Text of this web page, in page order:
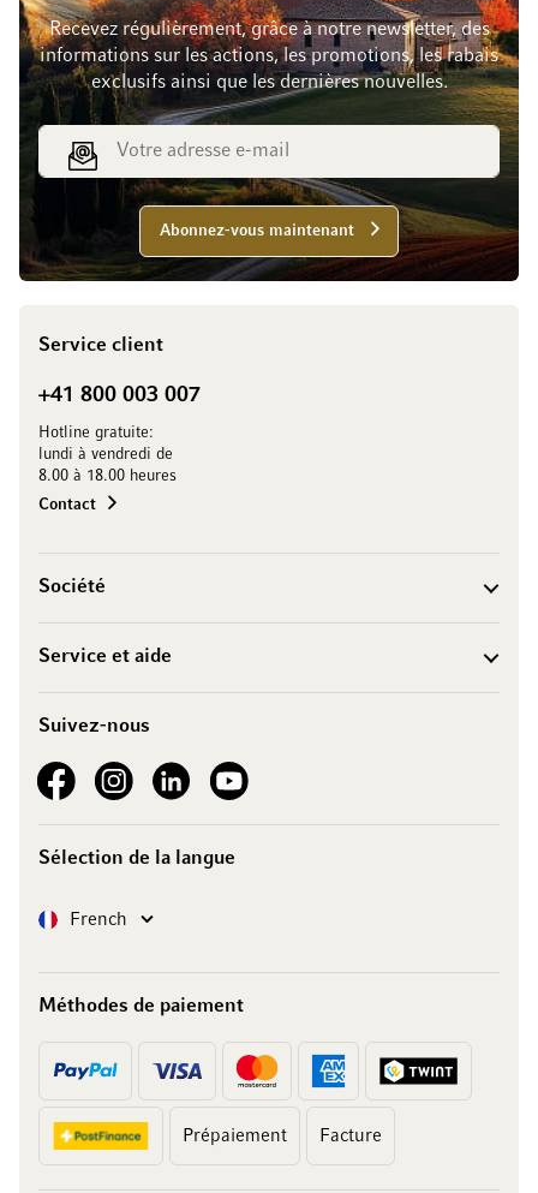
Recevez régulièrement, grâce à notre newsletter, des
informations sur les actions, les promotions, les rabais
exclusifs ainsi que les dernières nouvelles.
Adresse e-mail
Abonnez-vous maintenant
Service client
+41 800 003 007
Hotline gratuite:
lundi à vendredi de
8.00 à 18.00 heures
Contact
Société
Service et aide
Suivez-nous
See our FacebookSee our Instagram account
See our LinkedInSee our YouTube channel
Sélection de la langue
LangueFrench
Méthodes de paiement
Prépaiement Facture